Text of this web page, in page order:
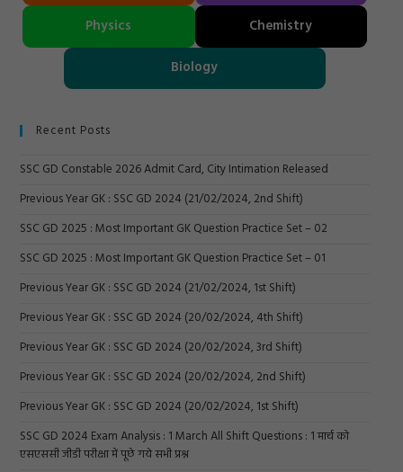
Physics Chemistry
Biology
Recent Posts
SSC GD Constable 2026 Admit Card, City Intimation Released
Previous Year GK : SSC GD 2024 (21/02/2024, 2nd Shift)
SSC GD 2025 : Most Important GK Question Practice Set – 02
SSC GD 2025 : Most Important GK Question Practice Set – 01
Previous Year GK : SSC GD 2024 (21/02/2024, 1st Shift)
Previous Year GK : SSC GD 2024 (20/02/2024, 4th Shift)
Previous Year GK : SSC GD 2024 (20/02/2024, 3rd Shift)
Previous Year GK : SSC GD 2024 (20/02/2024, 2nd Shift)
Previous Year GK : SSC GD 2024 (20/02/2024, 1st Shift)
SSC GD 2024 Exam Analysis : 1 March All Shift Questions : 1 मार्च को
एसएससी जीडी परीक्षा में पूछे गये सभी प्रश्न